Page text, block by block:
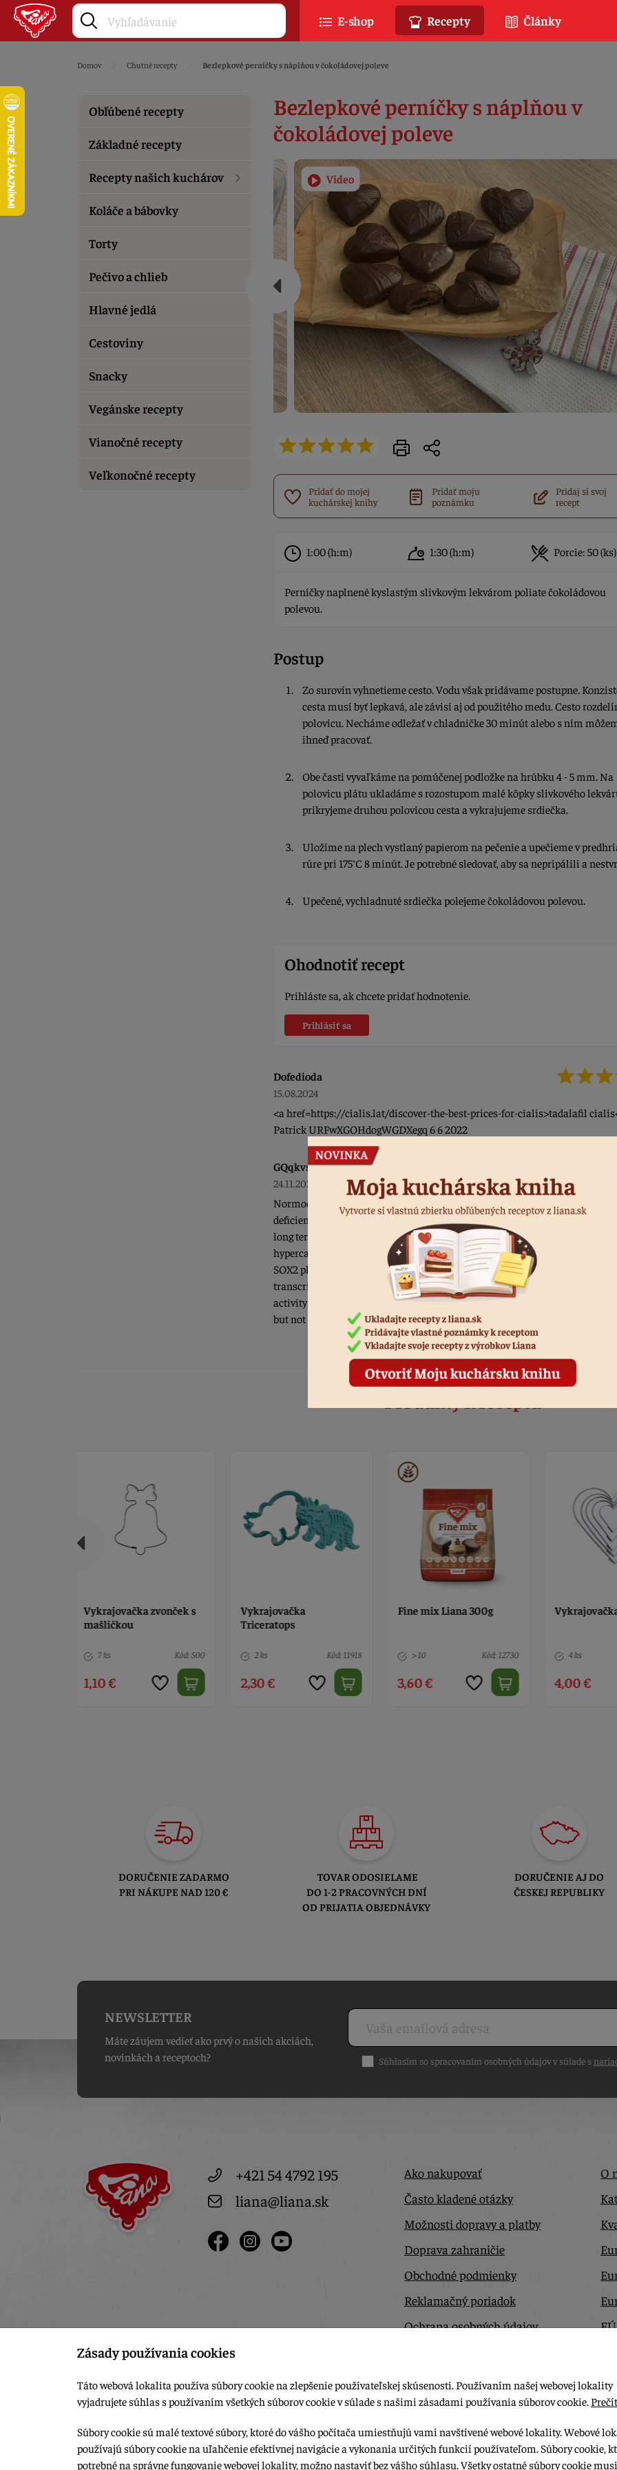
Domov Chutné recepty Bezlepkové perníčky s náplňou v čokoládovej poleve
Obľúbené recepty
Základné recepty
Recepty našich kuchárov
Koláče a bábovky
Torty
Pečivo a chlieb
Hlavné jedlá
Cestoviny
Snacky
Vegánske recepty
Vianočné recepty
Veľkonočné recepty
Bezlepkové perníčky s náplňou v
čokoládovej poleve
Video
Pridať do mojej
kuchárskej knihy
Pridať moju
poznámku
Pridaj si svoj
recept
1:00(h:m) 1:30(h:m) Porcie: 50 (ks)
Perníčky naplnené kyslastým slivkovým lekvárom poliate čokoládovou
polevou.
Postup
Zo surovín vyhnetieme cesto. Vodu však pridávame postupne.
cesta musí byť lepkavá, ale závisí aj od použitého medu. Cesto
polovicu. Necháme odležať v chladničke 30 minút alebo s ním
ihneď pracovať.
Obe časti vyvaľkáme na pomúčenej podložke na hrúbku 4 - 5 mm. Na
polovicu plátu ukladáme s rozostupom malé kôpky slivkového
prikryjeme druhou polovicou cesta a vykrajujeme srdiečka.
Uložíme na plech vystlaný papierom na pečenie a upečieme v
rúre pri 175°C 8 minút. Je potrebné sledovať, aby sa nepripálili a
Upečené, vychladnuté srdiečka polejeme čokoládovou polevou.
Ohodnotiť recept
Prihláste sa, ak chcete pridať hodnotenie.
Prihlásiť sa
Dofedioda
15.08.2024
<a href=https://cialis.lat/discover-the-best-prices-for-cialis>tadalafil
Patrick URFwXGOHdogWGDXegq 6 6 2022
GQqkvsF
24.11.2023
Normocalcemic secondary hyperparathyroidism can be caused by a
deficiency, renal failure, intestinal malabsorption syndromes, bariatric
long term reduced dietary calcium intake, renal calcium leak, and
hypercalciuria <a href=http://cialisa.buzz>generic cialis online europe</a>
SOX2 phosphorylation on T118 residue by PKCОІ is associated with its
transcriptional activity, as evidenced by the observation that the
activity is detected in either wild type or SOX2 phospho mimic mutant SOX2
but not in SOX2 phospho dead mutant T118A
Vykrajovačka
Triceratops
2 ks Kód: 11918
2,30 €
Fine mix Liana 300g
> 10 Kód: 12730
3,60 €
Vykrajovačka srdcia 5 ks
4 ks Kód: 12152
4,00 €
> 10
4,30 €
DORUČENIE ZADARMO
PRI NÁKUPE NAD 120 €
TOVAR ODOSIELAME
DO 1-2 PRACOVNÝCH DNÍ
OD PRIJATIA OBJEDNÁVKY
DORUČENIE AJ DO
ČESKEJ REPUBLIKY
NEWSLETTER
Máte záujem vedieť ako prvý o našich akciách,
novinkách a receptoch?
Súhlasím so spracovaním osobných údajov v súlade s
+421 54 4792 195
liana@liana.sk
Ako nakupovať
Často kladené otázky
Možnosti dopravy a platby
Doprava zahraničie
Obchodné podmienky
Reklamačný poriadok
Ochrana osobných údajov
O
© 2015-2026, LIANA GOLIAŠ s.r.o. všetky práva vyhradené.
E-shop Recepty Články
Zásady používania cookies
Táto webová lokalita používa súbory cookie na zlepšenie používateľskej skúsenosti. Používaním našej webovej lokality
vyjadrujete súhlas s používaním všetkých súborov cookie v súlade s našimi zásadami používania súborov cookie.
Súbory cookie sú malé textové súbory, ktoré do vášho počítača umiestňujú vami navštívené webové lokality. Webové
používajú súbory cookie na uľahčenie efektívnej navigácie a vykonania určitých funkcií používateľom. Súbory cookie,
potrebné na správne fungovanie webovej lokality, možno nastaviť bez vášho súhlasu. Všetky ostatné súbory cookie